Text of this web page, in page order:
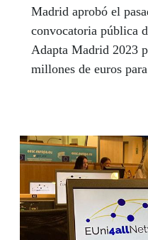
Madrid aprobó el
convocatoria pública
Adapta Madrid 2023
millones de euros